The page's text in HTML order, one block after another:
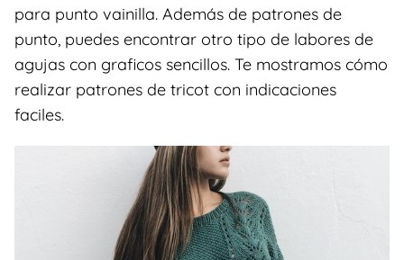
para punto vainilla. Además de patrones de
punto, puedes encontrar otro tipo de labores de
agujas con graficos sencillos. Te mostramos cómo
realizar patrones de tricot con indicaciones
faciles.